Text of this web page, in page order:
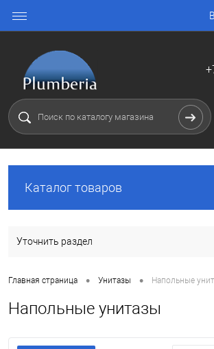
Каталог товаров
Уточнить раздел
Главная страница • Унитазы • Напольные
Напольные унитазы